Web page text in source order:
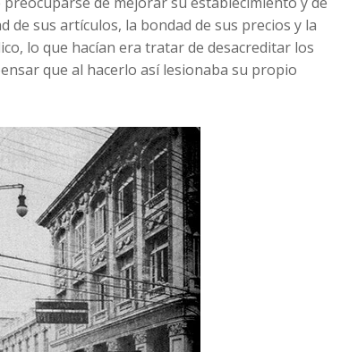
de sus artículos, la bondad de sus precios y la
lo que hacían era tratar de desacreditar los
que al hacerlo así lesionaba su propio